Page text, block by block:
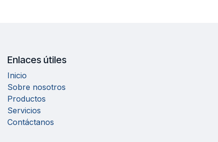
Enlaces útiles
Inicio
Sobre nosotros
Productos
Servicios
Contáctanos